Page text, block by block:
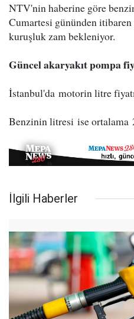
NTV'nin haberine göre
Cumartesi gününden
kuruşluk zam bekleniyor.
Güncel akaryakıt pompa
İstanbul'da motorin litre
Benzinin litresi ise ortalama
İlgili Haberler